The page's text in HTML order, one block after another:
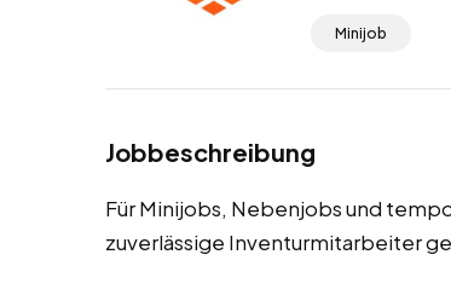
Minijob
Jobbeschreibung
Für Minijobs, Nebenjobs und
zuverlässige Inventurmitarbeiter